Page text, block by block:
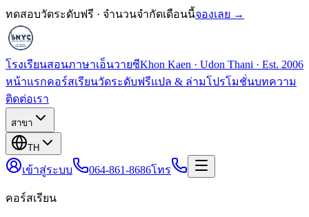
ทดสอบวัดระดับฟรี · จำนวนจำกัดเดือนนี้จองเลย →
โรงเรียนสอนภาษาเอ็นวายซีKhon Kaen · Udon Thani · Est. 2006
หน้าแรกคอร์สเรียนวัดระดับฟรีแปล & ล่ามโปรโมชั่นบทความ
ติดต่อเรา
สาขา
TH
เข้าสู่ระบบ 064-861-8686โทร
คอร์สเรียน